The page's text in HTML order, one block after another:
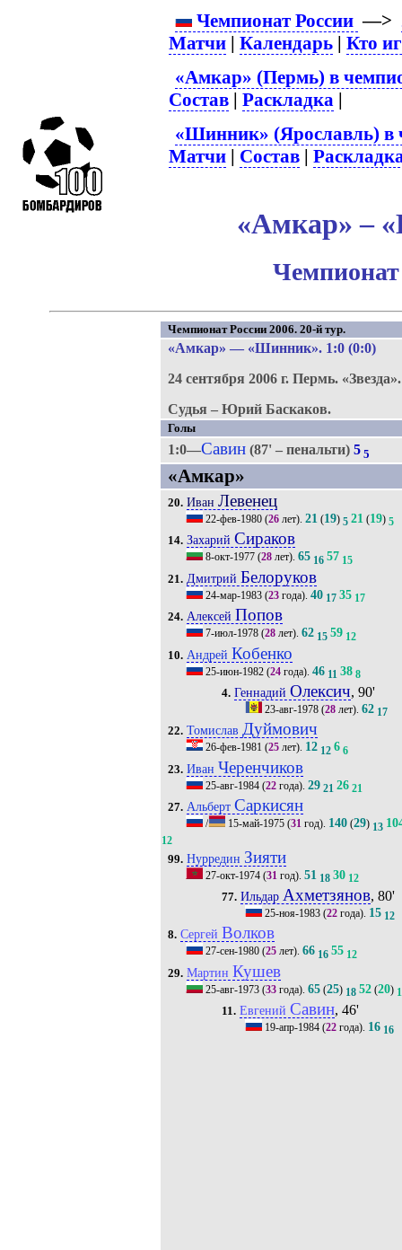
Чемпионат России —>
Матчи |Календарь |Кто
«Амкар» (Пермь) в
Состав |Раскладка |
«Шинник» (Ярославль) в
Матчи | Состав |
«Амкар» –
Чемпионат
Чемпионат России 2006. 20-й тур.
«Амкар» — «Шинник». 1:0 (0:0)
24 сентября 2006 г. Пермь.
Судья – Юрий Баскаков.
Голы
1:0—Савин(87' – пенальти) 5 5
«Амкар»
20. Иван Левенец
22-фев-1980(26лет). 21(19) 5 21(19) 5
14. Захарий Сираков
8-окт-1977(28лет). 65 16 57 15
21. Дмитрий Белоруков
24-мар-1983(23года). 40 17 35 17
24. Алексей Попов
7-июл-1978(28лет). 62 15 59 12
10. Андрей Кобенко
25-июн-1982(24года). 46 11 38 8
4. Геннадий Олексич, 90'
23-авг-1978 (28 лет).62 17
22. Томислав Дуймович
26-фев-1981 (25лет). 12 12 6 6
23. Иван Черенчиков
25-авг-1984(22года). 29 21 26 21
27. Альберт Саркисян
/ 15-май-1975(31год). 140(29) 13
12
99. Нурредин Зияти
27-окт-1974(31 год). 51 18 30 12
77. Ильдар Ахметзянов, 80'
25-ноя-1983 (22 года). 15 12
8. Сергей Волков
27-сен-1980(25лет). 66 16 55 12
29. Мартин Кушев
25-авг-1973(33года). 65(25) 18 52(20)
11. Евгений Савин, 46'
19-апр-1984 (22 года). 16 16